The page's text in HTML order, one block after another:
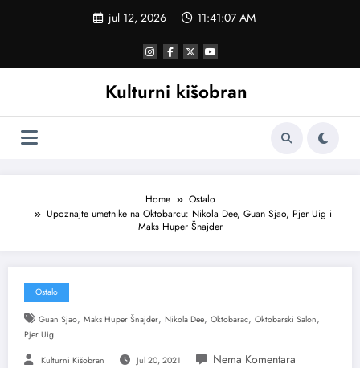
jul 12, 2026 11:41:08 AM
Kulturni kišobran
Home
Ostalo
Upoznajte umetnike na Oktobarcu: Nikola Dee, Guan Sjao, Pjer Uig i
Maks Huper Šnajder
Ostalo
Guan Sjao, Maks Huper Šnajder, Nikola Dee, Oktobarac, Oktobarski Salon,
Pjer Uig
Kulturni Kišobran Jul 20, 2021